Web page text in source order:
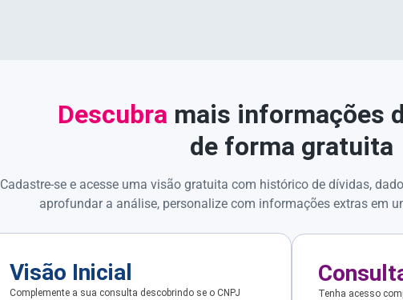
Descubra mais informações
de forma gratuita
Cadastre-se e acesse uma visão gratuita com histórico de dívidas,
aprofundar a análise, personalize com informações extras em
Visão Inicial
Complemente a sua consulta descobrindo se o CNPJ
Tenha acesso